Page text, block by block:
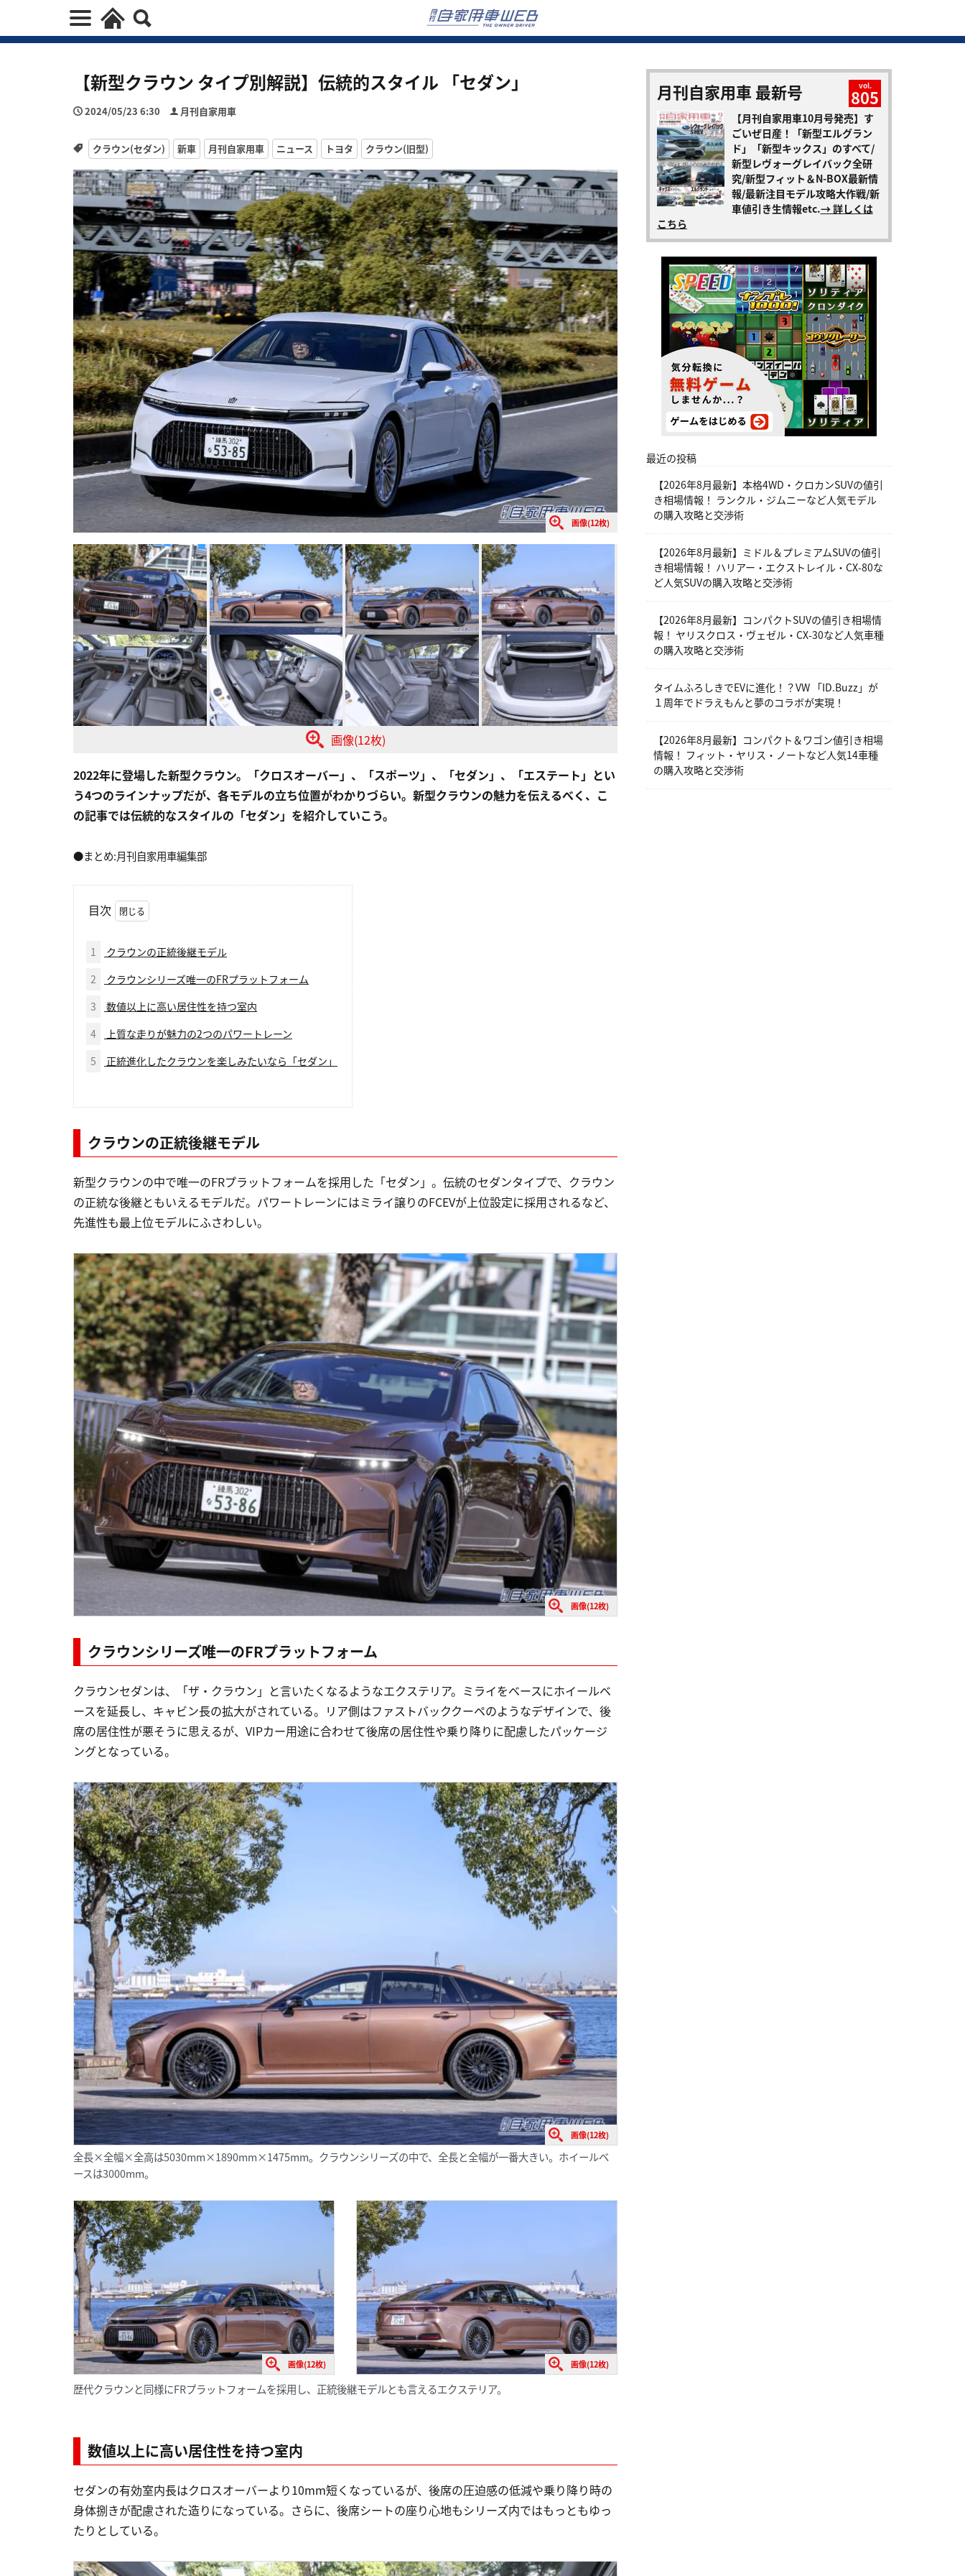
【新型クラウン タイプ別解説】伝統的スタイル 「セダン」
2024/05/23 6:30 月刊自家用車
クラウン(セダン) 新車 月刊自家用車 ニュース トヨタ クラウン(旧型)
画像(12枚)
画像(12枚)
2022年に登場した新型クラウン。「クロスオーバー」、「スポーツ」、「セダン」、「エステート」とい
う4つのラインナップだが、各モデルの立ち位置がわかりづらい。新型クラウンの魅力を伝えるべく、こ
の記事では伝統的なスタイルの「セダン」を紹介していこう。
●まとめ:月刊自家用車編集部
目次
1
クラウンの正統後継モデル
2
クラウンシリーズ唯一のFRプラットフォーム
3
数値以上に高い居住性を持つ室内
4
上質な走りが魅力の2つのパワートレーン
5
正統進化したクラウンを楽しみたいなら「セダン」
クラウンの正統後継モデル
新型クラウンの中で唯一のFRプラットフォームを採用した「セダン」。伝統のセダンタイプで、クラウン
の正統な後継ともいえるモデルだ。パワートレーンにはミライ譲りのFCEVが上位設定に採用されるなど、
先進性も最上位モデルにふさわしい。
画像(12枚)
クラウンシリーズ唯一のFRプラットフォーム
クラウンセダンは、「ザ・クラウン」と言いたくなるようなエクステリア。ミライをベースにホイールベ
ースを延長し、キャビン長の拡大がされている。リア側はファストバッククーペのようなデザインで、後
席の居住性が悪そうに思えるが、VIPカー用途に合わせて後席の居住性や乗り降りに配慮したパッケージ
ングとなっている。
画像(12枚)
全長×全幅×全高は5030mm×1890mm×1475mm。クラウンシリーズの中で、全長と全幅が一番大きい。ホイールベ
ースは3000mm。
画像(12枚) 画像(12枚)
歴代クラウンと同様にFRプラットフォームを採用し、正統後継モデルとも言えるエクステリア。
数値以上に高い居住性を持つ室内
セダンの有効室内長はクロスオーバーより10mm短くなっているが、後席の圧迫感の低減や乗り降り時の
身体捌きが配慮された造りになっている。さらに、後席シートの座り心地もシリーズ内ではもっともゆっ
たりとしている。
月刊自家用車 最新号 vol.
805
【月刊自家用車10月号発売】す
ごいぜ日産！「新型エルグラン
ド」「新型キックス」のすべて/
新型レヴォーグレイバック全研
究/新型フィット＆N-BOX最新情
報/最新注目モデル攻略大作戦/新
車値引き生情報etc.→ 詳しくは
こちら
最近の投稿
【2026年8月最新】本格4WD・クロカンSUVの値引
き相場情報！ ランクル・ジムニーなど人気モデル
の購入攻略と交渉術
【2026年8月最新】ミドル＆プレミアムSUVの値引
き相場情報！ ハリアー・エクストレイル・CX-80な
ど人気SUVの購入攻略と交渉術
【2026年8月最新】コンパクトSUVの値引き相場情
報！ ヤリスクロス・ヴェゼル・CX-30など人気車種
の購入攻略と交渉術
タイムふろしきでEVに進化！？VW 「ID.Buzz」が
１周年でドラえもんと夢のコラボが実現！
【2026年8月最新】コンパクト＆ワゴン値引き相場
情報！ フィット・ヤリス・ノートなど人気14車種
の購入攻略と交渉術